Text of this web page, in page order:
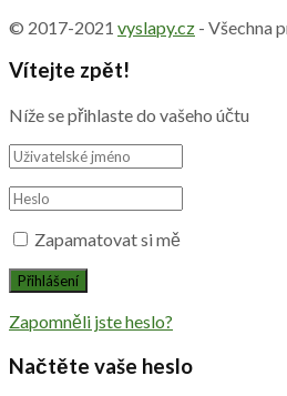
© 2017-2021 vyslapy.cz - Všechna
Vítejte zpět!
Níže se přihlaste do vašeho účtu
Zapamatovat si mě
Zapomněli jste heslo?
Načtěte vaše heslo